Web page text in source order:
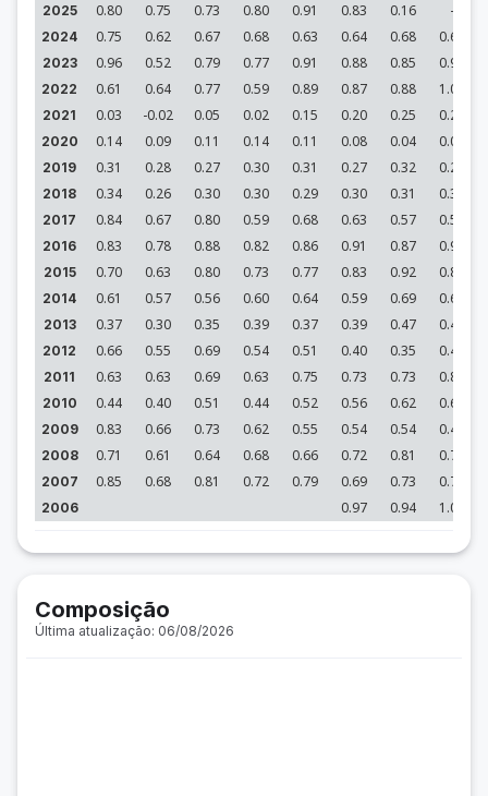
2025
0.80 0.75 0.73 0.80 0.91 0.83 0.16 -
2024 0.75 0.62 0.67 0.68 0.63 0.64 0.68 0.69
2023 0.96 0.52 0.79 0.77 0.91 0.88 0.85 0.94
2022 0.61 0.64 0.77 0.59 0.89 0.87 0.88 1.01
2021 0.03 -0.02 0.05 0.02 0.15 0.20 0.25 0.29
2020 0.14 0.09 0.11 0.14 0.11 0.08 0.04 0.02
2019 0.31 0.28 0.27 0.30 0.31 0.27 0.32 0.27
2018 0.34 0.26 0.30 0.30 0.29 0.30 0.31 0.33
2017 0.84 0.67 0.80 0.59 0.68 0.63 0.57 0.54
2016 0.83 0.78 0.88 0.82 0.86 0.91 0.87 0.95
2015 0.70 0.63 0.80 0.73 0.77 0.83 0.92 0.87
2014 0.61 0.57 0.56 0.60 0.64 0.59 0.69 0.63
2013 0.37 0.30 0.35 0.39 0.37 0.39 0.47 0.44
2012 0.66 0.55 0.69 0.54 0.51 0.40 0.35 0.41
2011 0.63 0.63 0.69 0.63 0.75 0.73 0.73 0.82
2010 0.44 0.40 0.51 0.44 0.52 0.56 0.62 0.65
2009 0.83 0.66 0.73 0.62 0.55 0.54 0.54 0.47
2008 0.71 0.61 0.64 0.68 0.66 0.72 0.81 0.78
2007 0.85 0.68 0.81 0.72 0.79 0.69 0.73 0.74
2006 0.97 0.94 1.01
Composição
Última atualização: 06/08/2026